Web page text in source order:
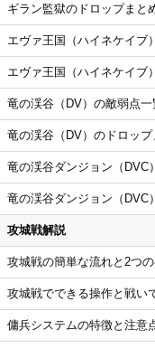
ギラン監獄のドロップまと
エヴァ王国（ハイネケイブ
エヴァ王国（ハイネケイブ
竜の渓谷（DV）の敵弱点一
竜の渓谷（DV）のドロップ
竜の渓谷ダンジョン（DVC
竜の渓谷ダンジョン（DVC
攻城戦解説
攻城戦の簡単な流れと2つ
攻城戦でできる操作と戦い
傭兵システムの特徴と注意